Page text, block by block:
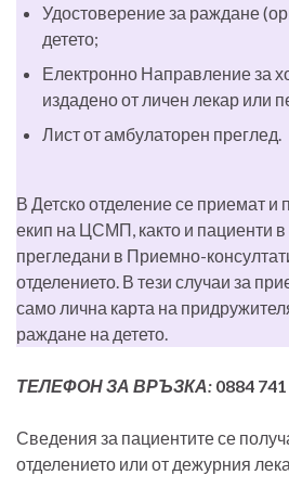
Удостоверение за раждане
детето;
Електронно Направление за
издадено от личен лекар или
Лист от амбулаторен преглед.
В Детско отделение се приемат и
екип на ЦСМП, както и пациенти в
прегледани в Приемно-
отделението. В тези случаи за
само лична карта на
раждане на детето.
ТЕЛЕФОН ЗА ВРЪЗКА: 0884
Сведения за пациентите се
отделението или от дежурния